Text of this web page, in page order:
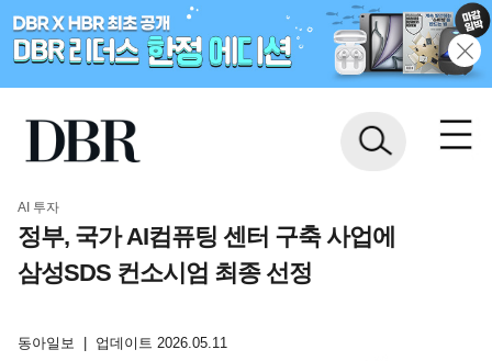
AI 투자
정부, 국가 AI컴퓨팅 센터 구축 사업에
삼성SDS 컨소시엄 최종 선정
동아일보 업데이트 2026.05.11